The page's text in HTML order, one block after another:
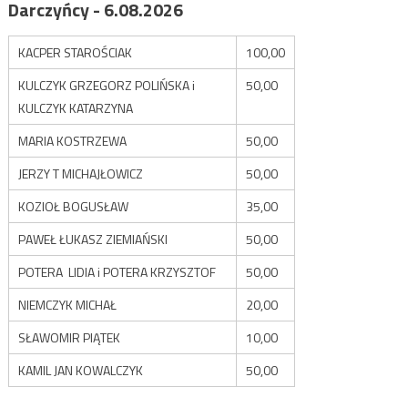
Darczyńcy - 6.08.2026
KACPER STAROŚCIAK
100,00
KULCZYK GRZEGORZ POLIŃSKA i
KULCZYK KATARZYNA
50,00
MARIA KOSTRZEWA
50,00
JERZY T MICHAJŁOWICZ
50,00
KOZIOŁ BOGUSŁAW
35,00
PAWEŁ ŁUKASZ ZIEMIAŃSKI
50,00
POTERA LIDIA i POTERA KRZYSZTOF
50,00
NIEMCZYK MICHAŁ
20,00
SŁAWOMIR PIĄTEK
10,00
KAMIL JAN KOWALCZYK
50,00